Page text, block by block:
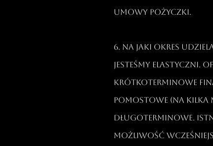
umowy pożyczki.​
6. Na jaki okres
Jesteśmy elastyczni.
krótkoterminowe
pomostowe (na kilka
długoterminowe.
możliwość